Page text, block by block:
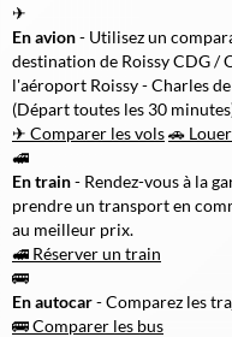
✈
En avion- Utilisez un
destination de Roissy CDG /
l'aéroport Roissy - Charles
(Départ toutes les 30
✈ Comparer les vols🚗
🚅
En train- Rendez-vous à la
prendre un transport en
au meilleur prix.
🚅 Réserver un train
🚌
En autocar- Comparez les
🚌 Comparer les bus